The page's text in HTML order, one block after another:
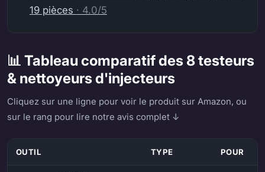
19 pièces · 4.0/5
📊 Tableau comparatif des 8 testeurs
& nettoyeurs d'injecteurs
Cliquez sur une ligne pour voir le produit sur Amazon, ou
sur le rang pour lire notre avis complet ↓
OUTIL TYPE POUR